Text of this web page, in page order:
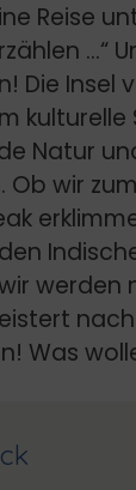
Reise
…“
Die Insel
kulturelle
Natur
Ob wir
werden
Was